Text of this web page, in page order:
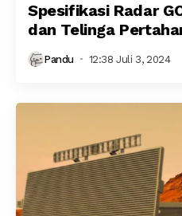
Spesifikasi Radar
dan Telinga
Pandu 12:38 Juli 3, 2024